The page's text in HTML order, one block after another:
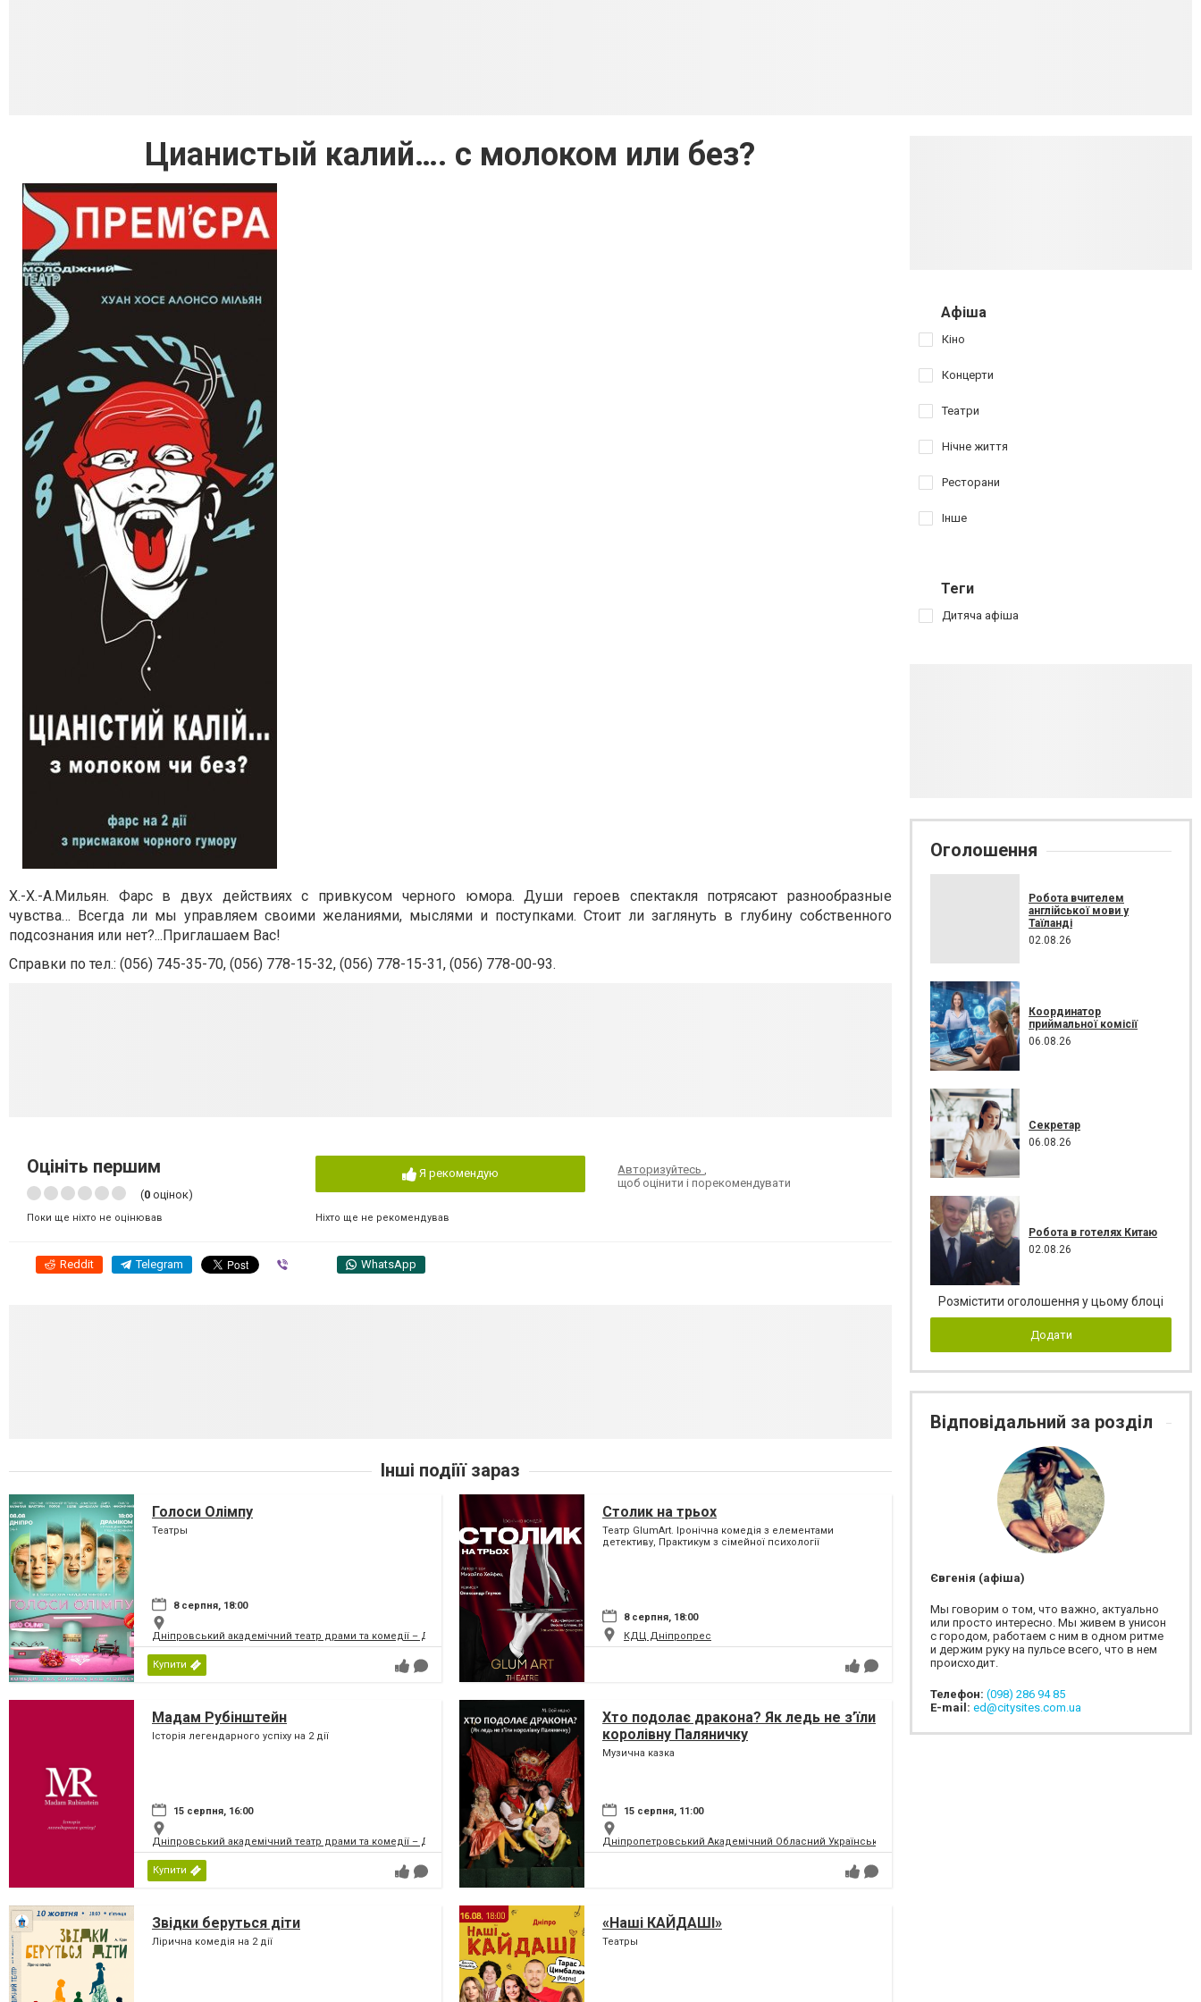
Цианистый калий…. с молоком или без?
Х.-Х.-А.Мильян. Фарс в двух действиях с привкусом черного юмора.Души героев спектакля потрясают разнообразные
чувства… Всегда ли мы управляем своими желаниями, мыслями и поступками. Стоит ли заглянуть в глубину собственного
подсознания или нет?...Приглашаем Вас!
Справки по тел.: (056) 745-35-70, (056) 778-15-32, (056) 778-15-31, (056) 778-00-93.
Оцініть першим
(0 оцінок)
Поки ще ніхто не оцінював
Я рекомендую
Ніхто ще не рекомендував
Авторизуйтесь,
щоб оцінити і порекомендувати
Reddit Telegram WhatsApp
Інші подіїї зараз
Голоси Олімпу
Театры
8 серпня, 18:00
Дніпровський академічний театр драми та комедії – ДРАМіКОМ
Купити
Столик на трьох
Театр GlumArt. Іронічна комедія з елементами
детективу, Практикум з сімейної психології
8 серпня, 18:00
КДЦ Дніпропрес
Мадам Рубінштейн
Історія легендарного успіху на 2 дії
15 серпня, 16:00
Дніпровський академічний театр драми та комедії – ДРАМіКОМ
Купити
Хто подолає дракона? Як ледь не з’їли
королівну Паляничку
Музична казка
15 серпня, 11:00
Дніпропетровський Академічний Обласний Український Молодіжний Театр
Звідки беруться діти
Лірична комедія на 2 дії
«Наші КАЙДАШІ»
Театры
Афіша
Кіно
Концерти
Театри
Нічне життя
Ресторани
Інше
Теги
Дитяча афіша
Оголошення
Робота вчителем
англійської мови у
Таїланді
02.08.26
Координатор
приймальної комісії
06.08.26
Секретар
06.08.26
Робота в готелях Китаю
02.08.26
Розмістити оголошення у цьому блоці
Додати
Відповідальний за розділ
Євгенія (афіша)
Мы говорим о том, что важно, актуально
или просто интересно. Мы живем в унисон
с городом, работаем с ним в одном ритме
и держим руку на пульсе всего, что в нем
происходит.
Телефон: (098) 286 94 85
E-mail: ed@citysites.com.ua